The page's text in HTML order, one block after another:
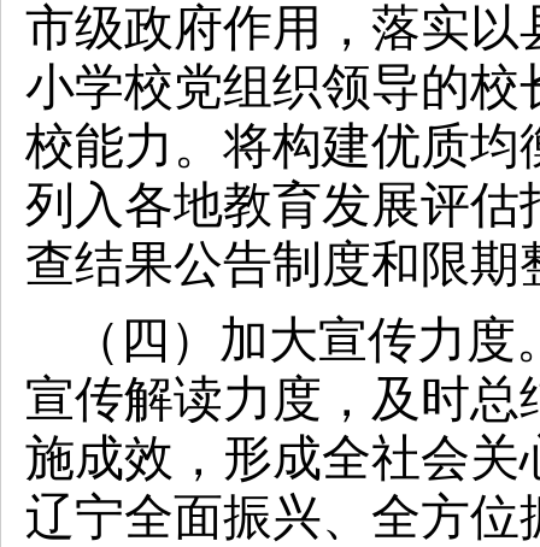
市级政府作用，落实
小学校党组织领导的
校能力。将构建优质
列入各地教育发展评
查结果公告制度和限期
（四）加大宣传力
宣传解读力度，及时
施成效，形成全社会
辽宁全面振兴、全方